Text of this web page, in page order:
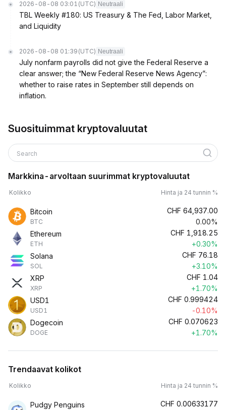
2026-08-08 03:01 (UTC) Neutraali
TBL Weekly #180: US Treasury & The Fed, Labor Market,
and Liquidity
2026-08-08 01:39 (UTC) Neutraali
July nonfarm payrolls did not give the Federal Reserve a
clear answer; the “New Federal Reserve News Agency”:
whether to raise rates in September still depends on
inflation.
Suosituimmat kryptovaluutat
Search
Markkina-arvoltaan suurimmat kryptovaluutat
Kolikko Hinta ja 24 tunnin %
Bitcoin
BTC
CHF 64,937.00
0.00%
Ethereum
ETH
CHF 1,918.25
+0.30%
Solana
SOL
CHF 76.18
+3.10%
XRP
XRP
CHF 1.04
+1.70%
USD1
USD1
CHF 0.999424
-0.10%
Dogecoin
DOGE
CHF 0.070623
+1.70%
Trendaavat kolikot
Kolikko Hinta ja 24 tunnin %
Pudgy Penguins CHF 0.00633177